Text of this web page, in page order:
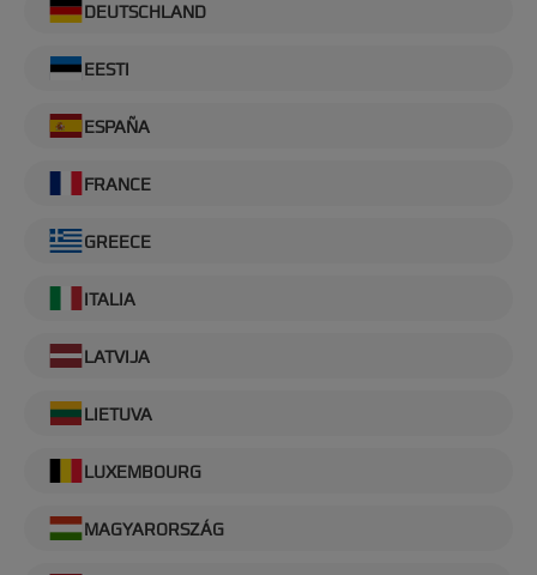
DEUTSCHLAND
EESTI
ESPAÑA
FRANCE
GREECE
ITALIA
LATVIJA
LIETUVA
LUXEMBOURG
MAGYARORSZÁG